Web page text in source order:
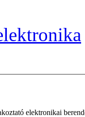
és egyéb szórakoztató